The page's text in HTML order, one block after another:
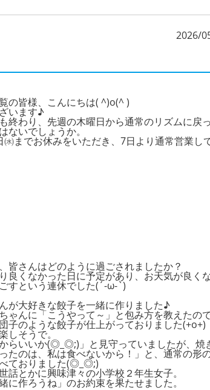
2026/
の皆様、こんにちは( ^)o(^ )
います♪
終わり、先週の木曜日から通常のリズムに戻
ないでしょうか。
までお休みをいただき、7日より通常営業し
皆さんはどのように過ごされましたか？
良くなかった日に予定があり、お天気が良く
すという連休でした(´-ω-`)
が大好きな餃子を一緒に作りました♪
ゃんに「こうやって～」と包み方を教えたの
子のような餃子が仕上がっておりました(+o+)
しそうで。
からいいか(◎_◎;)」と見守っていましたが、焼
たのは、私は食べないから！」と、通常の形
ておりました(◎_◎;)
話とかに興味津々の小学校２年生女子。
に作ろうね」のお約束を果たせました。